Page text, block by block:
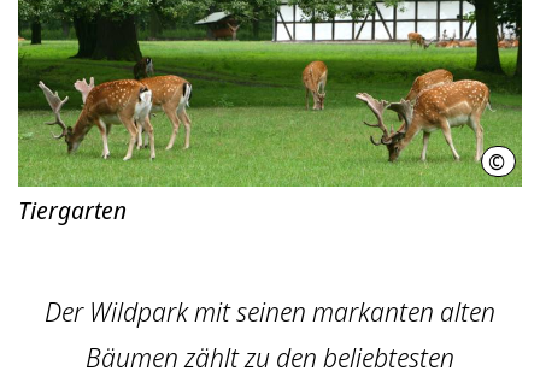
©
Tiergarten
Der Wildpark mit seinen markanten alten
Bäumen zählt zu den beliebtesten